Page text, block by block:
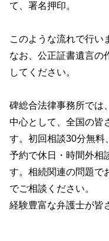
て、署名押印。
このような流れで行い
なお、公正証書遺言の
してください。
碑総合法律事務所では
中心として、全国の皆
す。初回相談30分無料
予約で休日・時間外相
す。相続関連の問題で
でご相談ください。
経験豊富な弁護士が皆